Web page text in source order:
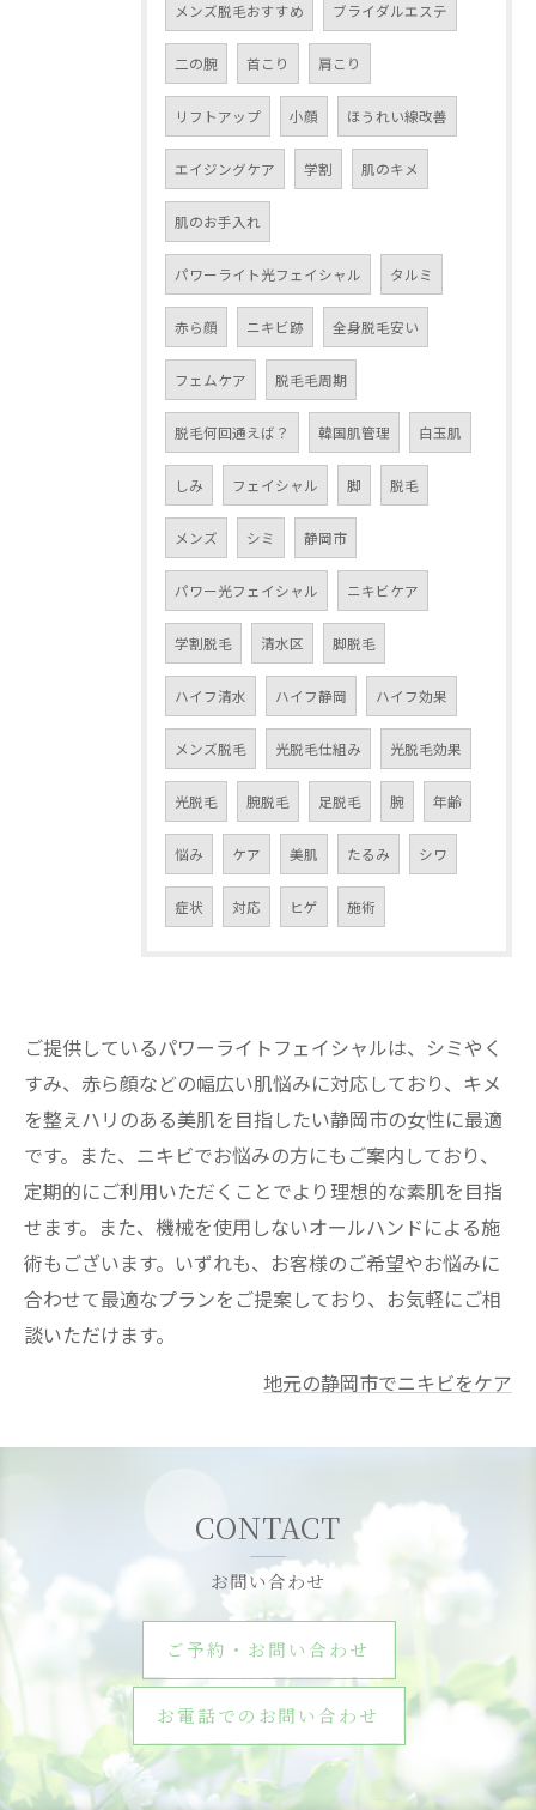
メンズ脱毛おすすめ ブライダルエステ
二の腕 首こり 肩こり
リフトアップ 小顔 ほうれい線改善
エイジングケア 学割 肌のキメ
肌のお手入れ
パワーライト光フェイシャル タルミ
赤ら顔 ニキビ跡 全身脱毛安い
フェムケア 脱毛毛周期
脱毛何回通えば？ 韓国肌管理 白玉肌
しみ フェイシャル 脚 脱毛
メンズ シミ 静岡市
パワー光フェイシャル ニキビケア
学割脱毛 清水区 脚脱毛
ハイフ清水 ハイフ静岡 ハイフ効果
メンズ脱毛 光脱毛仕組み 光脱毛効果
光脱毛 腕脱毛 足脱毛 腕 年齢
悩み ケア 美肌 たるみ シワ
症状 対応 ヒゲ 施術
ご提供しているパワーライトフェイシャルは、シミやく
すみ、赤ら顔などの幅広い肌悩みに対応しており、キメ
を整えハリのある美肌を目指したい静岡市の女性に最適
です。また、ニキビでお悩みの方にもご案内しており、
定期的にご利用いただくことでより理想的な素肌を目指
せます。また、機械を使用しないオールハンドによる施
術もございます。いずれも、お客様のご希望やお悩みに
合わせて最適なプランをご提案しており、お気軽にご相
談いただけます。
地元の静岡市でニキビをケア
お問い合わせ
CONTACT
ご予約・お問い合わせ
お電話でのお問い合わせ